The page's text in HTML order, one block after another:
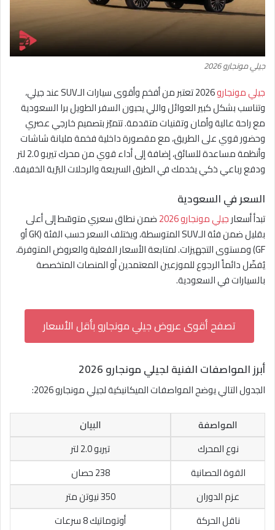
جيلي مونجارو 2026
جيلي مونجارو
2026 تعتبر من أفخم وأقوى سيارات الـSUV عند جيلي،
وتناسب بشكل كبير العوائل واللي يحبون السفر الطويل برا السعودية
مع راحة عالية وأمان وتقنيات متقدمة. تتميّز بتصميم خارجي عصري
وحضور قوي على الطريق، مع مقصورة داخلية فخمة مليانة شاشات
وأنظمة مساعدة للسائق، إضافة إلى أداء قوي من محرك تيربو 2.0 لتر
ودفع رباعي ذكي يخدمك في الطرق السريعة والرحلات البرّية الخفيفة.
السعر في السعودية
تبدأ أسعارجيلي مونجارو 2026
ضمن نطاق سعري متوسّط إلى أعلى
بقليل ضمن فئة الـSUV المتوسطة، ويختلف السعر حسب الفئة (GK أو
GF) ومستوى التجهيزات. لمتابعة الأسعار الفعلية والعروض المتوفرة،
يُفضّل دائماً الرجوع للموزعين المعتمدين أو المنصات المتخصصة
بالسيارات في السعودية.
تصفح أقوى عروض جيلي مونجارو بأقل الأسعار
أبرز المواصفات الفنية لجيلي مونجارو 2026
الجدول التالي يوضح المواصفات الميكانيكية لجيلي مونجارو 2026:
المواصفة
البيان
نوع المحرك
تيربو 2.0 لتر
القوة الحصانية
238 حصان
عزم الدوران
350 نيوتن متر
ناقل الحركة
أوتوماتيك 8 سرعات